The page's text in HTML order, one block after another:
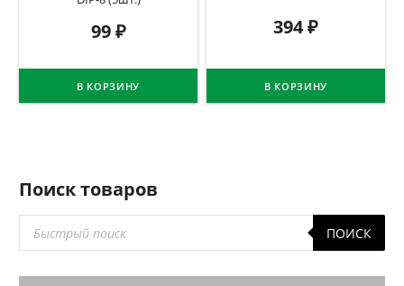
99₽
В КОРЗИНУ
394₽
В КОРЗИНУ
Поиск товаров
товаров
ПОИСК